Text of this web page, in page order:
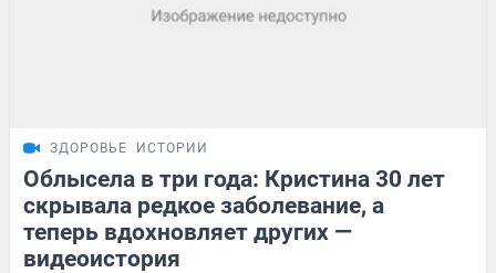
ЗДОРОВЬЕ ИСТОРИИ
Облысела в три года: Кристина 30 лет
скрывала редкое заболевание, а
теперь вдохновляет других —
видеоистория